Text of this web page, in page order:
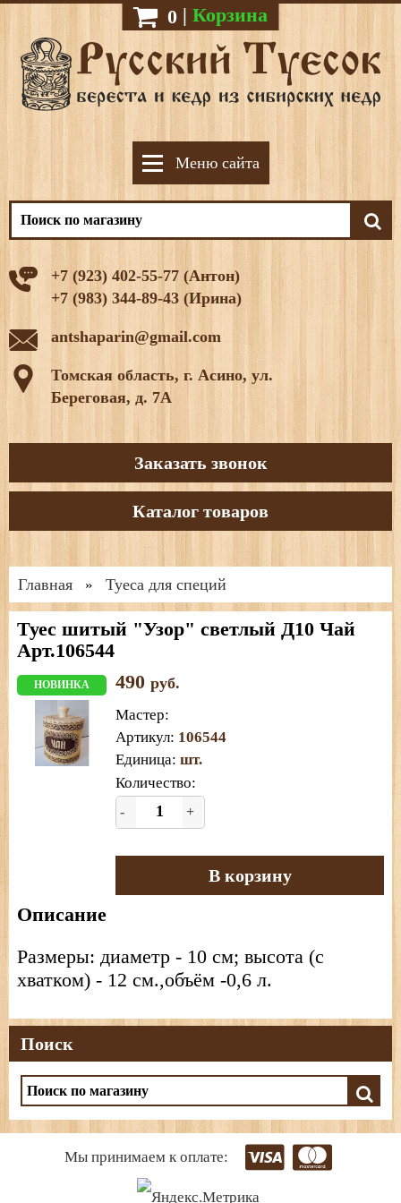
0 | Корзина
Меню сайта
+7 (923) 402-55-77 (Антон)
+7 (983) 344-89-43 (Ирина)
antshaparin@gmail.com
Томская область, г. Асино, ул.
Береговая, д. 7А
Заказать звонок
Каталог товаров
Главная » Туеса для специй
Туес шитый "Узор" светлый Д10 Чай
Арт.106544
НОВИНКА 490 руб.
Мастер:
Артикул: 106544
Единица: шт.
Количество:
- +
В корзину
Описание
Размеры: диаметр - 10 см; высота (с
хватком) - 12 см.,объём -0,6 л.
Поиск
Мы принимаем к оплате: